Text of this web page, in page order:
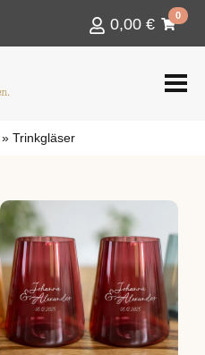
0,00 € 0
» Trinkgläser